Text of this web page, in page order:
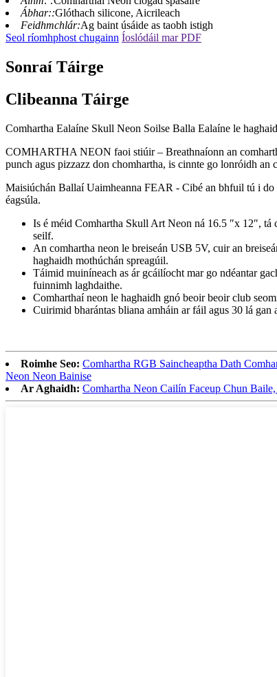
Ábhar::Glóthach silicone, Aicrileach
Feidhmchlár:Ag baint úsáide as taobh istigh
Seol ríomhphost chugainn Íoslódáil mar PDF
Sonraí Táirge
Clibeanna Táirge
Comhartha Ealaíne Skull Neon Soilse Balla Ealaíne le
COMHARTHA NEON faoi stiúir – Breathnaíonn an
punch agus pizzazz don chomhartha, is cinnte go lonróidh an
Maisiúchán Ballaí Uaimheanna FEAR - Cibé an bhfuil tú i do
éagsúla.
Is é méid Comhartha Skull Art Neon ná 16.5 ″x 12″, tá
seilf.
An comhartha neon le breiseán USB 5V, cuir an
haghaidh mothúchán spreagúil.
Táimid muiníneach as ár gcáilíocht mar go ndéantar
fuinnimh laghdaithe.
Comharthaí neon le haghaidh gnó beoir beoir club
Cuirimid bharántas bliana amháin ar fáil agus 30 lá gan
Roimhe Seo: Comhartha RGB Saincheaptha Dath
Neon Neon Bainise
Ar Aghaidh: Comhartha Neon Cailín Faceup Chun